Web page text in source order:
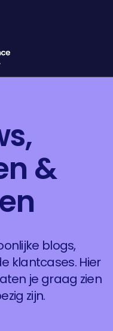
&
blogs,
klantcases. Hier
je graag zien
zijn.